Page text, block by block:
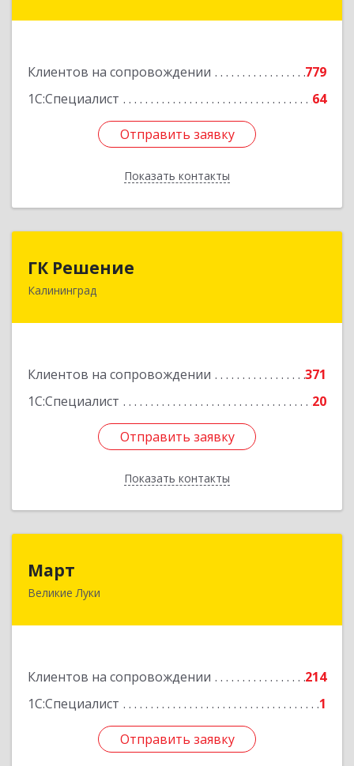
Клиентов на сопровождении
779
1С:Специалист
64
Отправить заявку
Показать контакты
Отправить заявку
Назад
ГК Решение
Калининград
Клиентов на сопровождении
371
1С:Специалист
20
Отправить заявку
Показать контакты
236038, Калининградская обл, Калининград г,
Отправить заявку
Назад
Март
Великие Луки
Клиентов на сопровождении
214
1С:Специалист
1
Отправить заявку
182113, Псковская обл, Великие Луки г,
Отправить заявку